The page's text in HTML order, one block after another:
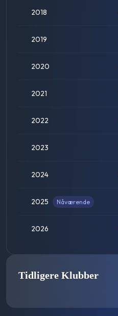
2018
2019
2020
2021
2022
2023
2024
2025 Nåværende
2026
Tidligere Klubber